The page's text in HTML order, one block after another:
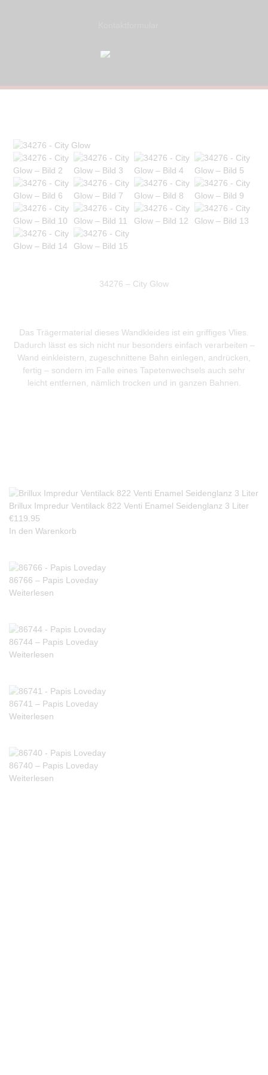
34276 – City Glow
Das Trägermaterial dieses Wandkleides ist ein griffiges Vlies.
Dadurch lässt es sich nicht nur besonders einfach verarbeiten –
Wand einkleistern, zugeschnittene Bahn einlegen, andrücken,
fertig – sondern im Falle eines Tapetenwechsels auch sehr
leicht entfernen, nämlich trocken und in ganzen Bahnen.
Brillux Impredur Ventilack 822 Venti Enamel Seidenglanz 3 Liter
€119.95
In den Warenkorb
86766 – Papis Loveday
Weiterlesen
86744 – Papis Loveday
Weiterlesen
86741 – Papis Loveday
Weiterlesen
86740 – Papis Loveday
Weiterlesen